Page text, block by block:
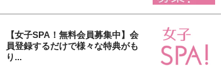
【女子SPA！無料会員募集中】会
員登録するだけで様々な特典がも
り...